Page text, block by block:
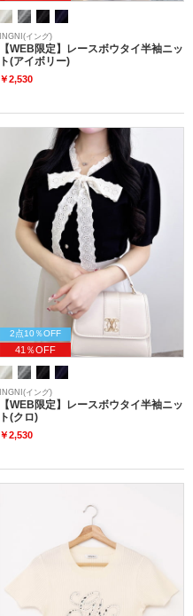
INGNI(イング)
【WEB限定】レースボウタイ半袖ニッ
ト(アイボリー)
￥2,530
2点10％OFF
41％OFF
INGNI(イング)
【WEB限定】レースボウタイ半袖ニッ
ト(クロ)
￥2,530